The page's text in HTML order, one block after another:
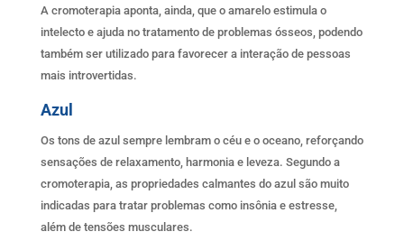
A cromoterapia aponta, ainda, que o amarelo estimula o
intelecto e ajuda no tratamento de problemas ósseos, podendo
também ser utilizado para favorecer a interação de pessoas
mais introvertidas.
Azul
Os tons de azul sempre lembram o céu e o oceano, reforçando
sensações de relaxamento, harmonia e leveza. Segundo a
cromoterapia, as propriedades calmantes do azul são muito
indicadas para tratar problemas como insônia e estresse,
além de tensões musculares.